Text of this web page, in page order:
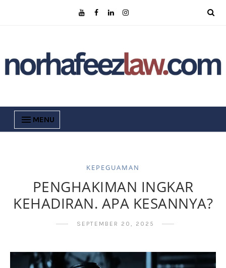
MENU
KEPEGUAMAN
PENGHAKIMAN INGKAR
KEHADIRAN. APA KESANNYA?
SEPTEMBER 20, 2025